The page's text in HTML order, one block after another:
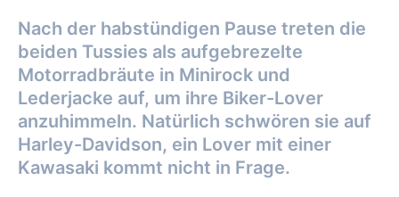
Nach der habstündigen Pause treten die
beiden Tussies als aufgebrezelte
Motorradbräute in Minirock und
Lederjacke auf, um ihre Biker-Lover
anzuhimmeln. Natürlich schwören sie auf
Harley-Davidson, ein Lover mit einer
Kawasaki kommt nicht in Frage.